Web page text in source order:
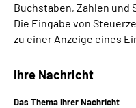
Buchstaben, Zahlen und
Die Eingabe von
zu einer Anzeige eines
Ihre Nachricht
Das Thema Ihrer Nachricht